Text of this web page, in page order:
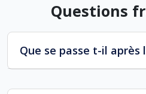
Questions
Que se passe t-il après